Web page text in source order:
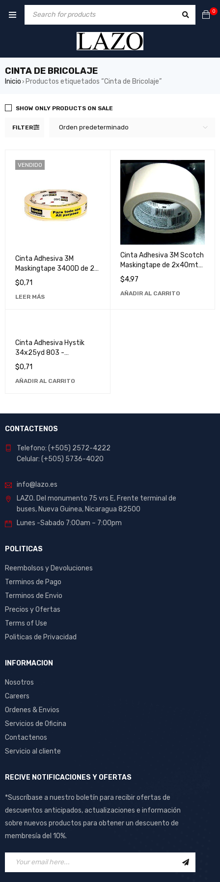
0
CINTA DE BRICOLAJE
Inicio › Productos etiquetados “Cinta de Bricolaje”
FILTER Orden predeterminado
SHOW ONLY PRODUCTS ON SALE
VENDIDO
Cinta Adhesiva 3M
Maskingtape 3400D de 25
Metros - Resistente y
Duradera
$0,71
LEER MÁS
Cinta Adhesiva 3M Scotch
Maskingtape de 2x40mts
- Ideal para Pintura y
Decoración
$4,97
AÑADIR AL CARRITO
Cinta Adhesiva Hystik
34x25yd 803 -
Maskingtape de Alta
Calidad
$0,71
AÑADIR AL CARRITO
CONTACTENOS
Telefono: (+505) 2572-4222
Celular: (+505) 5736-4020
info@lazo.es
LAZO. Del monumento 75 vrs E, Frente terminal de
buses, Nueva Guinea, Nicaragua 82500
Lunes -Sabado 7:00am – 7:00pm
POLITICAS
Reembolsos y Devoluciones
Terminos de Pago
Terminos de Envio
Precios y Ofertas
Terms of Use
Politicas de Privacidad
INFORMACION
Nosotros
Careers
Ordenes & Envios
Servicios de Oficina
Contactenos
Servicio al cliente
RECIVE NOTIFICACIONES Y OFERTAS
*Suscríbase a nuestro boletín para recibir ofertas de
descuentos anticipados, actualizaciones e información
sobre nuevos productos para obtener un descuento de
membresía del 10%.